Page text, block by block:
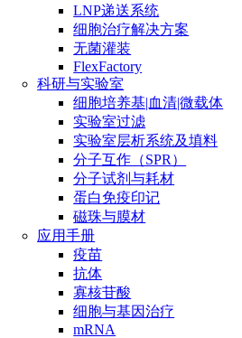
LNP递送系统
细胞治疗解决方案
无菌灌装
FlexFactory
科研与实验室
细胞培养基|血清|微载体
实验室过滤
实验室层析系统及填料
分子互作（SPR）
分子试剂与耗材
蛋白免疫印记
磁珠与膜材
应用手册
疫苗
抗体
寡核苷酸
细胞与基因治疗
mRNA